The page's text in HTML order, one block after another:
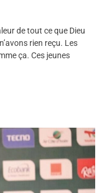
de tout ce que Dieu
rien reçu. Les
ça. Ces jeunes